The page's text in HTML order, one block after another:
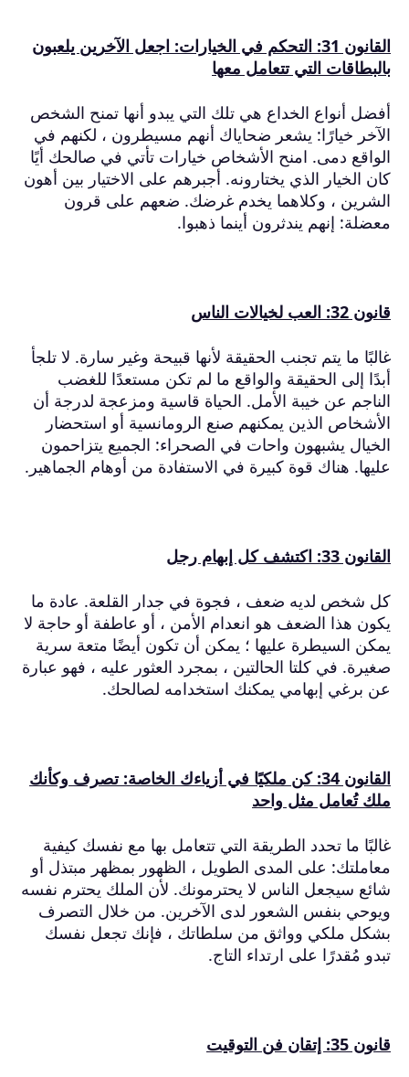
القانون 31: التحكم في الخيارات: اجعل الآخرين يلعبون
بالبطاقات التي تتعامل معها
أفضل أنواع الخداع هي تلك التي يبدو أنها تمنح الشخص
الآخر خيارًا: يشعر ضحاياك أنهم مسيطرون ، لكنهم في
الواقع دمى. امنح الأشخاص خيارات تأتي في صالحك أيًا
كان الخيار الذي يختارونه. أجبرهم على الاختيار بين أهون
الشرين ، وكلاهما يخدم غرضك. ضعهم على قرون
معضلة: إنهم يندثرون أينما ذهبوا.
قانون 32: العب لخيالات الناس
غالبًا ما يتم تجنب الحقيقة لأنها قبيحة وغير سارة. لا تلجأ
أبدًا إلى الحقيقة والواقع ما لم تكن مستعدًا للغضب
الناجم عن خيبة الأمل. الحياة قاسية ومزعجة لدرجة أن
الأشخاص الذين يمكنهم صنع الرومانسية أو استحضار
الخيال يشبهون واحات في الصحراء: الجميع يتزاحمون
عليها. هناك قوة كبيرة في الاستفادة من أوهام الجماهير.
القانون 33: اكتشف كل إبهام رجل
كل شخص لديه ضعف ، فجوة في جدار القلعة. عادة ما
يكون هذا الضعف هو انعدام الأمن ، أو عاطفة أو حاجة لا
يمكن السيطرة عليها ؛ يمكن أن تكون أيضًا متعة سرية
صغيرة. في كلتا الحالتين ، بمجرد العثور عليه ، فهو عبارة
عن برغي إبهامي يمكنك استخدامه لصالحك.
القانون 34: كن ملكيًا في أزياءك الخاصة: تصرف وكأنك
ملك تُعامل مثل واحد
غالبًا ما تحدد الطريقة التي تتعامل بها مع نفسك كيفية
معاملتك: على المدى الطويل ، الظهور بمظهر مبتذل أو
شائع سيجعل الناس لا يحترمونك. لأن الملك يحترم نفسه
ويوحي بنفس الشعور لدى الآخرين. من خلال التصرف
بشكل ملكي وواثق من سلطاتك ، فإنك تجعل نفسك
تبدو مُقدرًا على ارتداء التاج.
قانون 35: إتقان فن التوقيت